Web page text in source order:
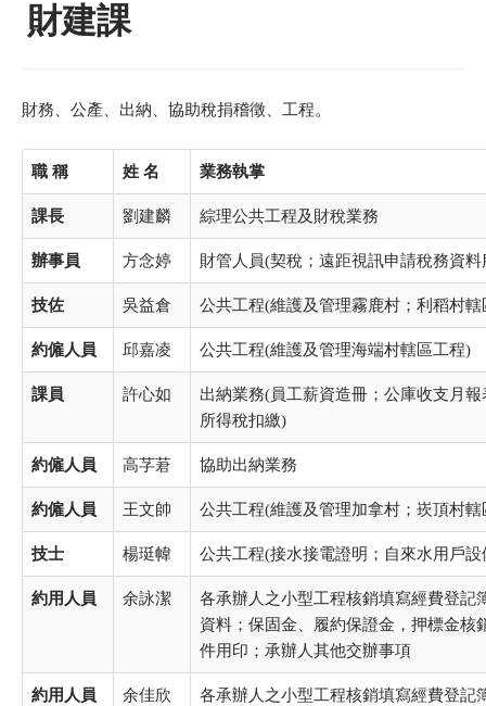
財建課
財務、公產、出納、協助稅捐稽徵、工程。
職 稱 姓 名 業務執掌
課長 劉建麟 綜理公共工程及財稅業務
辦事員 方念婷 財管人員(契稅；遠距視訊申請稅務資
技佐 吳益倉 公共工程(維護及管理霧鹿村；利稻村轄
約僱人員 邱嘉凌 公共工程(維護及管理海端村轄區工程)
課員 許心如
出納業務(員工薪資造冊；公庫收支月
所得稅扣繳)
約僱人員 高芓莙 協助出納業務
約僱人員 王文帥 公共工程(維護及管理加拿村；崁頂村轄
技士 楊珽幃 公共工程(接水接電證明；自來水用戶
約用人員 余詠潔
各承辦人之小型工程核銷填寫經費登記
資料；保固金、履約保證金，押標金
件用印；承辦人其他交辦事項
約用人員 余佳欣
各承辦人之小型工程核銷填寫經費登記